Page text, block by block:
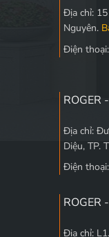
Địa chỉ:
Nguyên.
Điện
ROGER
Địa chỉ:
Diệu, TP.
Điện
ROGER
Địa chỉ: